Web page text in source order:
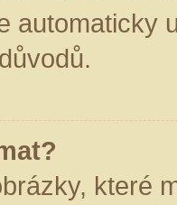
automaticky
které